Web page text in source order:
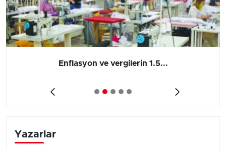
Enflasyon ve vergilerin 1.5...
Yazarlar